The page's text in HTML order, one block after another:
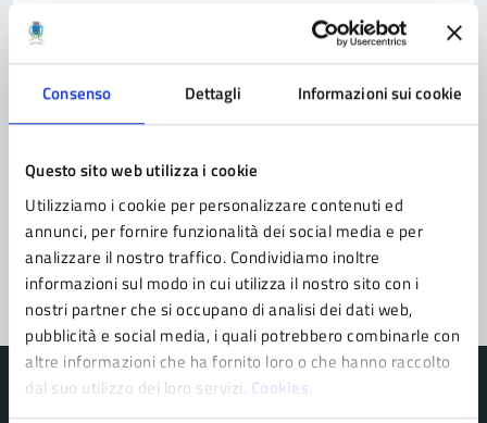
Consenso Dettagli Informazioni sui cookie
Questo sito web utilizza i cookie
Utilizziamo i cookie per personalizzare contenuti ed
annunci, per fornire funzionalità dei social media e per
analizzare il nostro traffico. Condividiamo inoltre
informazioni sul modo in cui utilizza il nostro sito con i
nostri partner che si occupano di analisi dei dati web,
pubblicità e social media, i quali potrebbero combinarle con
altre informazioni che ha fornito loro o che hanno raccolto
dal suo utilizzo dei loro servizi. Cookies.
Contatta il comune
Leggi le domande frequenti
Richiedi assistenza
Problemi in città
Segnala disservizio